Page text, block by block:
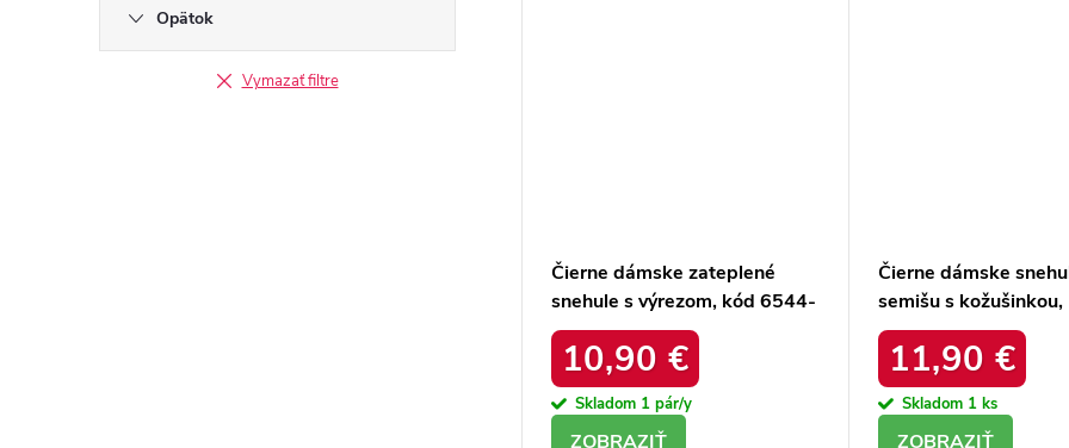
Opätok
Vymazať filtre
Čierne dámske zateplené
snehule s výrezom, kód 6544-
21
10,90 €
Skladom 1 pár/y
Čierne dámske
semišu s kožušinkou,
platforma, M563
11,90 €
Skladom 1 ks